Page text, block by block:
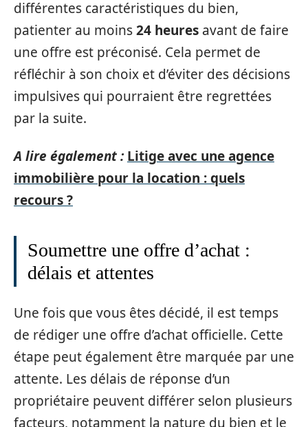
différentes caractéristiques du bien,
patienter au moins24 heures avant de faire
une offre est préconisé. Cela permet de
réfléchir à son choix et d’éviter des décisions
impulsives qui pourraient être regrettées
par la suite.
A lire également : Litige avec une agence
immobilière pour la location : quels
recours ?
Soumettre une offre d’achat :
délais et attentes
Une fois que vous êtes décidé, il est temps
de rédiger une offre d’achat officielle. Cette
étape peut également être marquée par une
attente. Les délais de réponse d’un
propriétaire peuvent différer selon plusieurs
facteurs, notamment la nature du bien et le